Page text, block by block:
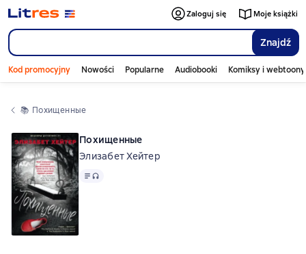
Znajdź
Zaloguj się Moje książki
Kod promocyjny Nowości Popularne Audiobooki Komiksy i webtoony
📚 Похищенные
Похищенные
Элизабет Хейтер
Tekst